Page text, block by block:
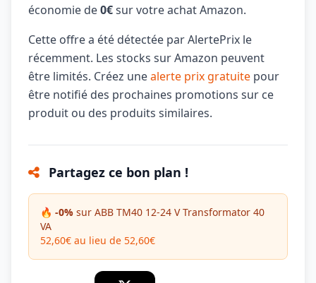
économie de0€sur votre achat Amazon.
Cette offre a été détectée par AlertePrix le
récemment. Les stocks sur Amazon peuvent
être limités. Créez unealerte prix gratuite pour
être notifié des prochaines promotions sur ce
produit ou des produits similaires.
Partagez ce bon plan !
🔥 -0% sur ABB TM40 12-24 V Transformator 40
VA
52,60€ au lieu de 52,60€